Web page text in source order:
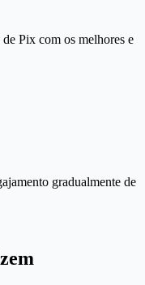
Pix com os melhores e
gradualmente de